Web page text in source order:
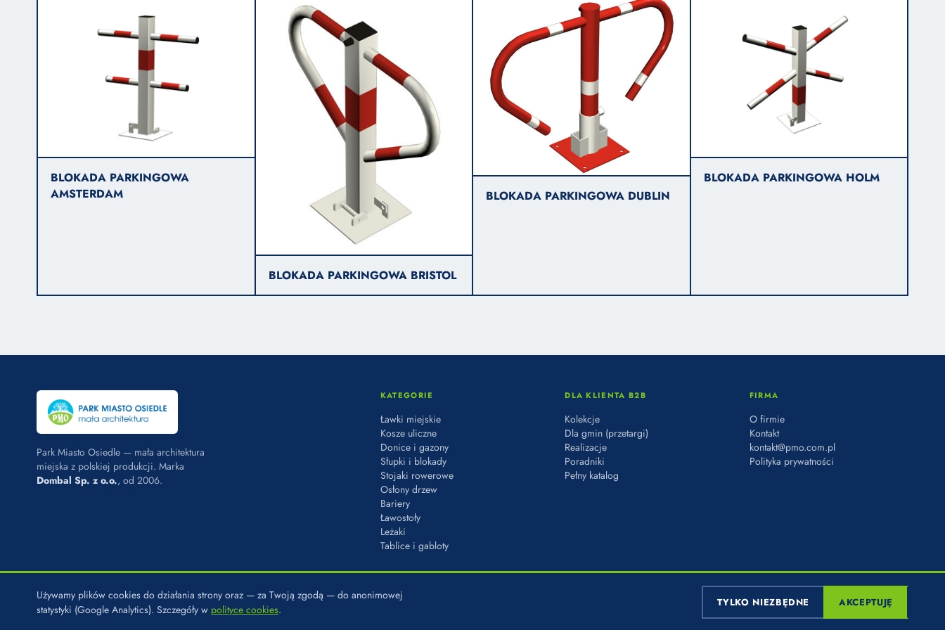
BLOKADA PARKINGOWA
AMSTERDAM
BLOKADA PARKINGOWA BRISTOL
BLOKADA PARKINGOWA DUBLIN
BLOKADA PARKINGOWA HOLM
Park Miasto Osiedle — mała architektura
miejska z polskiej produkcji. Marka
Dombal Sp. z o.o., od 2006.
KATEGORIE
Ławki miejskie
Kosze uliczne
Donice i gazony
Słupki i blokady
Stojaki rowerowe
Osłony drzew
Bariery
Ławostoły
Leżaki
Tablice i gabloty
DLA KLIENTA B2B
Kolekcje
Dla gmin (przetargi)
Realizacje
Poradniki
Pełny katalog
FIRMA
O firmie
Kontakt
kontakt@pmo.com.pl
Polityka prywatności
© 2026 PARK MIASTO OSIEDLE · MARKA DOMBAL SP. Z O.O. · UL. KADETÓW 8, 03-987 WARSZAWA POLITYKA PRYWATNOŚCI·COOKIES· USTAWIENIA COOKIES
Używamy plików cookies do działania strony oraz — za Twoją zgodą — do anonimowej
statystyki (Google Analytics). Szczegóły w polityce cookies. TYLKO NIEZBĘDNE AKCEPTUJĘ